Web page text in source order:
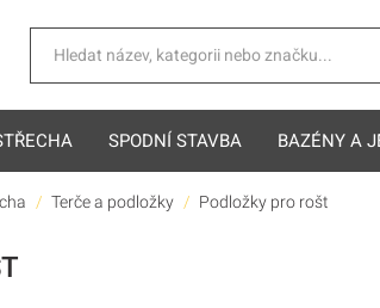
SPODNÍ STAVBA BAZÉNY A
Terče a podložky Podložky pro rošt